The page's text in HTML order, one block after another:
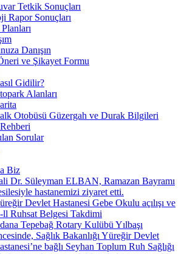
Tetkik Sonuçları
Rapor Sonuçları
Danışın
ve Şikayet Formu
Gidilir?
Alanları
Otobüsü Güzergah ve Durak Bilgileri
Sorular
Biz
Dr. Süleyman ELBAN, Ramazan Bayramı
hastanemizi ziyaret etti.
Devlet Hastanesi Gebe Okulu açılışı ve
ll Ruhsat Belgesi Takdimi
Tepebağ Rotary Kulübü Yılbaşı
Sağlık Bakanlığı Yüreğir Devlet
bağlı Seyhan Toplum Ruh Sağlığı